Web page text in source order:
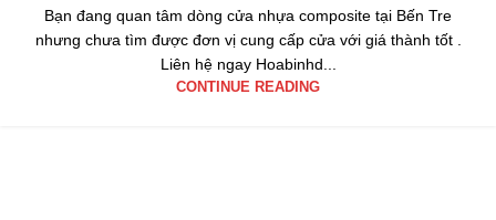
Bạn đang quan tâm dòng cửa nhựa composite tại Bến Tre
nhưng chưa tìm được đơn vị cung cấp cửa với giá thành tốt .
Liên hệ ngay Hoabinhd...
CONTINUE READING